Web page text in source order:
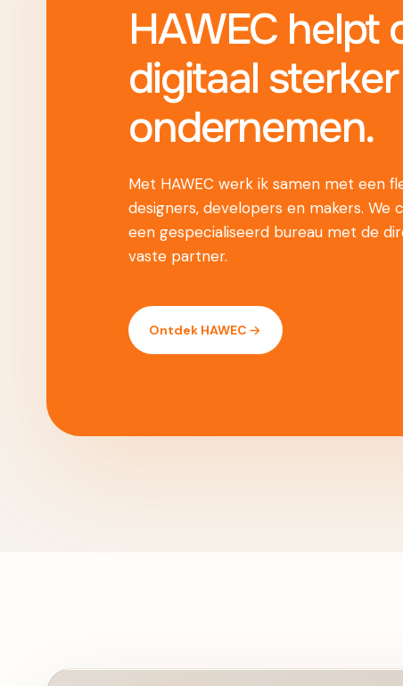
HAWEC helpt
digitaal sterker
ondernemen.
Met HAWEC werk ik samen met een
designers, developers en makers.
een gespecialiseerd bureau met de
vaste partner.
Ontdek HAWEC